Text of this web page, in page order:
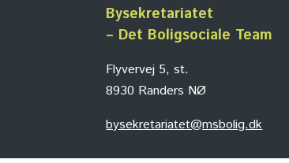
Bysekretariatet
– Det Boligsociale Team
Flyvervej 5, st.
8930 Randers NØ
bysekretariatet@msbolig.dk